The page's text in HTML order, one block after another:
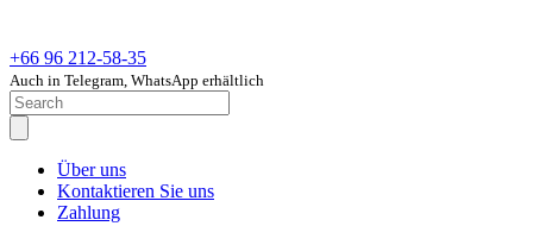
+66 96 212-58-35
Auch in Telegram, WhatsApp erhältlich
Über uns
Kontaktieren Sie uns
Zahlung